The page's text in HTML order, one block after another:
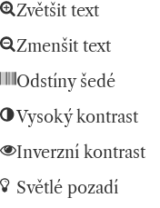
Zvětšit text
Zmenšit text
Odstíny šedé
Vysoký kontrast
Inverzní kontrast
Světlé pozadí